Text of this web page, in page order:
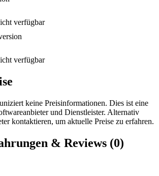
verfügbar
verfügbar
keine Preisinformationen. Dies ist eine
und Dienstleister. Alternativ
kontaktieren, um aktuelle Preise zu erfahren.
& Reviews (0)